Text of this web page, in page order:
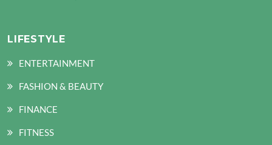
LIFESTYLE
ENTERTAINMENT
FASHION & BEAUTY
FINANCE
FITNESS